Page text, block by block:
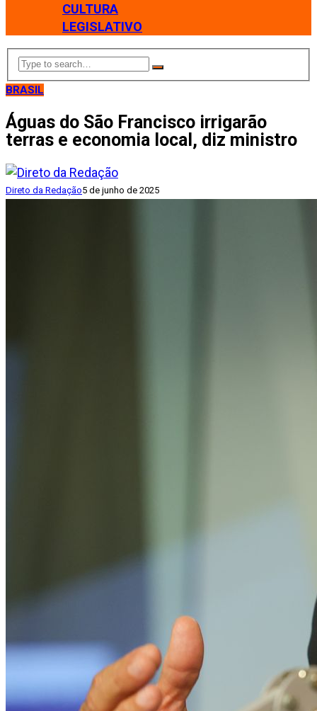
CULTURA
LEGISLATIVO
BRASIL
Águas do São Francisco irrigarão
terras e economia local, diz ministro
Direto da Redação5 de junho de 2025